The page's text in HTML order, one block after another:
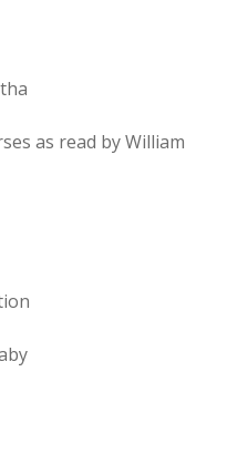
as read by William